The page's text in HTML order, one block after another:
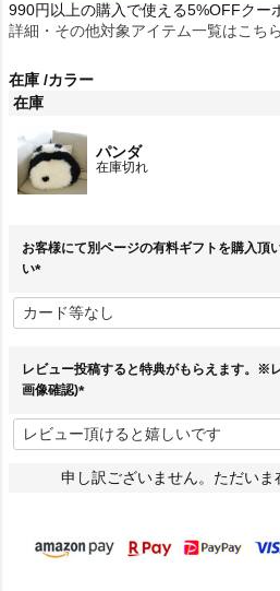
990円以上の購入で使える5%OFFクー
詳細・その他対象アイテム一覧はこちら
在庫 カラー
在庫
パンダ
在庫切れ
お客様にて別ページの有料ギフトを購入頂
い
必
須
レビュー投稿すると特典がもらえます。※
画像確認)
必
須
)
申し訳ございません。ただいま